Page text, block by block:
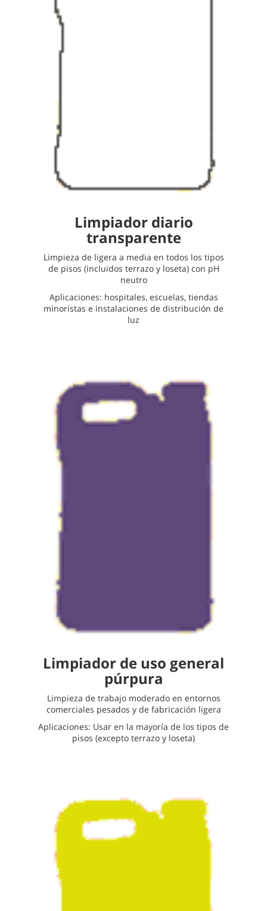
Limpiador diario
transparente
Limpieza de ligera a media en todos los tipos
de pisos (incluidos terrazo y loseta) con pH
neutro
Aplicaciones: hospitales, escuelas, tiendas
minoristas e instalaciones de distribución de
luz
Limpiador de uso general
púrpura
Limpieza de trabajo moderado en entornos
comerciales pesados y de fabricación ligera
Aplicaciones: Usar en la mayoría de los tipos de
pisos (excepto terrazo y loseta)